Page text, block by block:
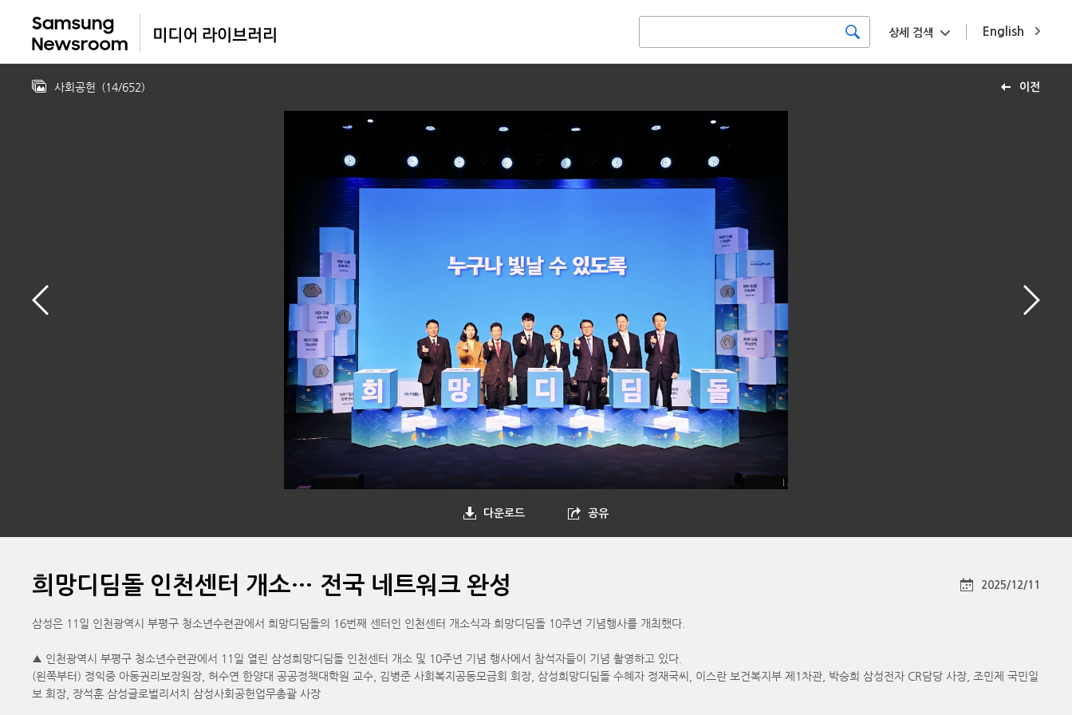
English
상세 검색
이전
사회공헌 (14/652)
다운로드 공유
희망디딤돌 인천센터 개소… 전국 네트워크 완성 2025/12/11
삼성은 11일 인천광역시 부평구 청소년수련관에서 희망디딤돌의 16번째 센터인 인천센터 개소식과 희망디딤돌 10주년 기념행사를 개최했다.
▲ 인천광역시 부평구 청소년수련관에서 11일 열린 삼성희망디딤돌 인천센터 개소 및 10주년 기념 행사에서 참석자들이 기념 촬영하고 있다.
(왼쪽부터) 정익중 아동권리보장원장, 허수연 한양대 공공정책대학원 교수, 김병준 사회복지공동모금회 회장, 삼성희망디딤돌 수혜자 정재국씨, 이스란 보건복지부 제1차관, 박승희 삼성전자 CR담당 사장, 조민제 국민일
보 회장, 장석훈 삼성글로벌리서치 삼성사회공헌업무총괄 사장